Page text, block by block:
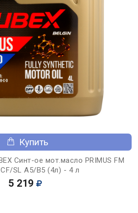
Купить
Синт-ое мот.масло PRIMUS FM
SL A5/B5 (4л) - 4 л
5 219